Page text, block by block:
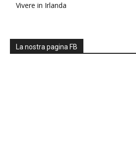
Vivere in Irlanda
La nostra pagina FB